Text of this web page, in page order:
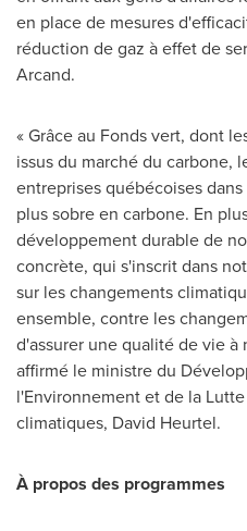
en place de mesures
réduction de gaz à effet de
Arcand.
« Grâce au Fonds vert, dont
issus du marché du carbone,
entreprises québécoises
plus sobre en carbone. En
développement durable de
concrète, qui s'inscrit dans
sur les changements
ensemble, contre les
d'assurer une qualité de vie à
affirmé le ministre du
l'Environnement et de la
climatiques, David Heurtel.
À propos des programmes